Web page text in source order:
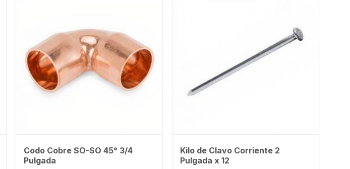
Codo Cobre SO-SO 45° 3/4
Pulgada
Kilo de Clavo Corriente 2
Pulgada x 12